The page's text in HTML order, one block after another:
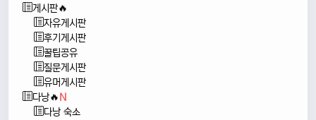
게시판🔥
자유게시판
후기게시판
꿀팁공유
질문게시판
유머게시판
다낭🔥N
다낭 숙소